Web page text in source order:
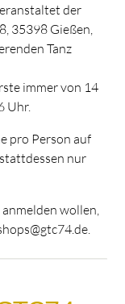
der
35398 Gießen,
Tanz
immer von 14
Uhr.
pro Person auf
nur
wollen,